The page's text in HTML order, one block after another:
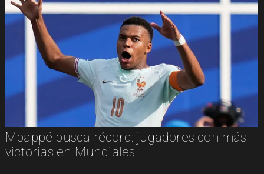
Mbappé busca récord: jugadores con más
victorias en Mundiales